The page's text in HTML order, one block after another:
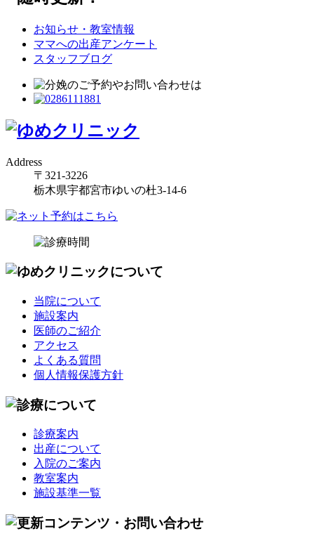
お知らせ・教室情報
ママへの出産アンケート
スタッフブログ
Address
〒321-3226
栃木県宇都宮市ゆいの杜3-14-6
当院について
施設案内
医師のご紹介
アクセス
よくある質問
個人情報保護方針
診療案内
出産について
入院のご案内
教室案内
施設基準一覧